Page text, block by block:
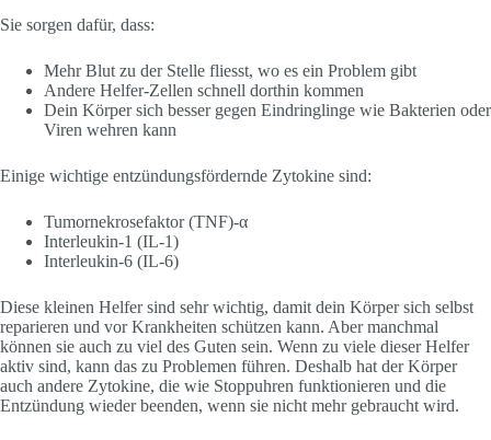
Sie sorgen dafür, dass:
Mehr Blut zu der Stelle fliesst, wo es ein Problem gibt
Andere Helfer-Zellen schnell dorthin kommen
Dein Körper sich besser gegen Eindringlinge wie Bakterien oder
Viren wehren kann
Einige wichtige entzündungsfördernde Zytokine sind:
Tumornekrosefaktor (TNF)-α
Interleukin-1 (IL-1)
Interleukin-6 (IL-6)
Diese kleinen Helfer sind sehr wichtig, damit dein Körper sich selbst
reparieren und vor Krankheiten schützen kann. Aber manchmal
können sie auch zu viel des Guten sein. Wenn zu viele dieser Helfer
aktiv sind, kann das zu Problemen führen. Deshalb hat der Körper
auch andere Zytokine, die wie Stoppuhren funktionieren und die
Entzündung wieder beenden, wenn sie nicht mehr gebraucht wird.